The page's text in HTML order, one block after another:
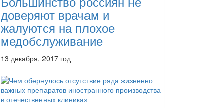
доверяют врачам и
жалуются на плохое
медобслуживание
13 декабря, 2017 год